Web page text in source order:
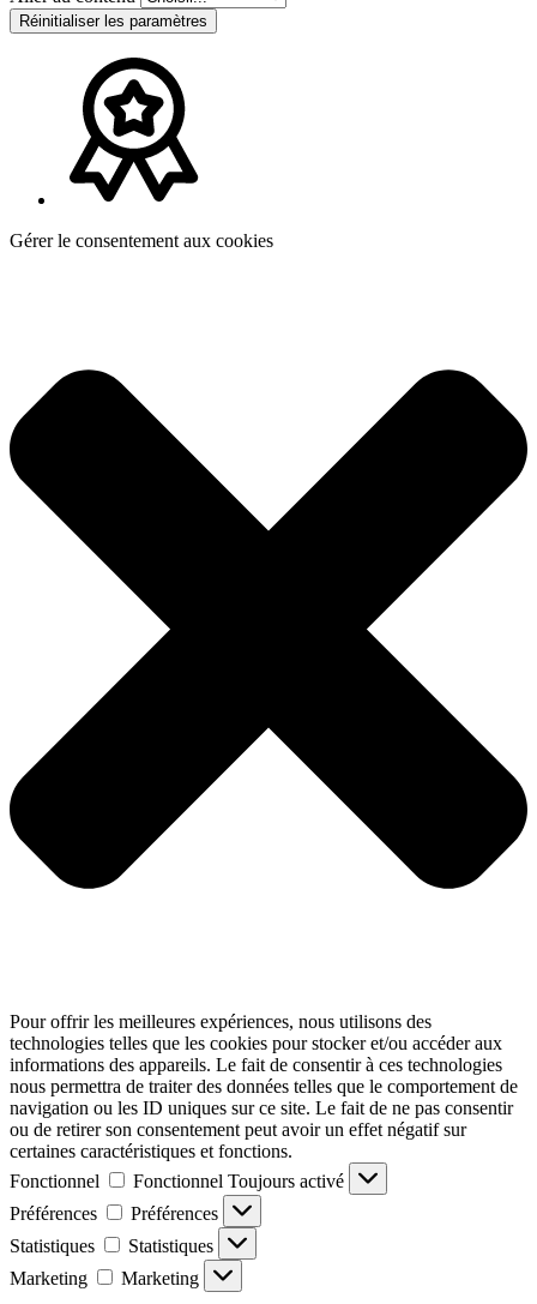
Réinitialiser les paramètres
Gérer le consentement aux cookies
Pour offrir les meilleures expériences, nous utilisons des
technologies telles que les cookies pour stocker et/ou accéder aux
informations des appareils. Le fait de consentir à ces technologies
nous permettra de traiter des données telles que le comportement de
navigation ou les ID uniques sur ce site. Le fait de ne pas consentir
ou de retirer son consentement peut avoir un effet négatif sur
certaines caractéristiques et fonctions.
Fonctionnel
Fonctionnel Toujours activé
Préférences
Préférences
Statistiques
Statistiques
Marketing
Marketing